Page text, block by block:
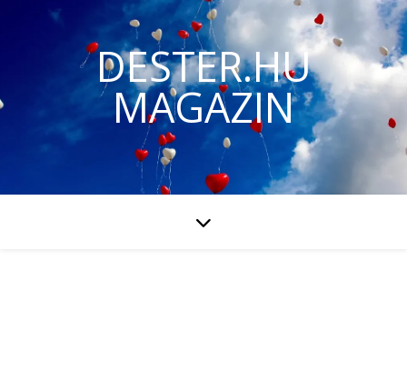
DESTER.HU
MAGAZIN